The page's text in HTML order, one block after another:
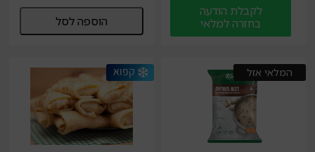
לקבלת הודעה
בחזרה למלאי
הוספה לסל
המלאי אזל